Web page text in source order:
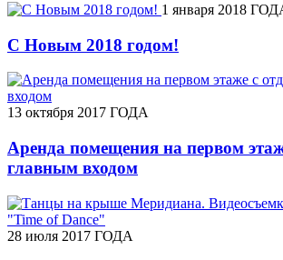
1 января 2018
С Новым 2018 годом!
13 октября 2017 ГОДА
Аренда помещения на первом
главным входом
28 июля 2017 ГОДА